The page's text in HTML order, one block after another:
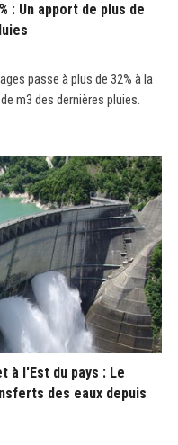
: Un apport de plus de
passe à plus de 32% à la
m3 des dernières pluies.
à l'Est du pays : Le
des eaux depuis